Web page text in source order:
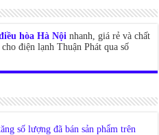
hòa Hà Nội nhanh, giá rẻ và chất
điện lạnh Thuận Phát qua số
số lượng đã bán sản phẩm trên